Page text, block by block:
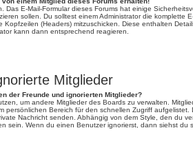
Das E-Mail-Formular dieses Forums hat einige
sollen. Du solltest einem Administrator die komplette
Kopfzeilen (Headers) mitzuschicken. Diese enthalten
kann dann entsprechend reagieren.
Mitglieder
der Freunde und ignorierten Mitglieder?
um andere Mitglieder des Boards zu verwalten.
persönlichen Bereich für den schnellen Zugriff
Nachricht senden. Abhängig von dem Style, den du
sein. Wenn du einen Benutzer ignorierst, dann siehst du